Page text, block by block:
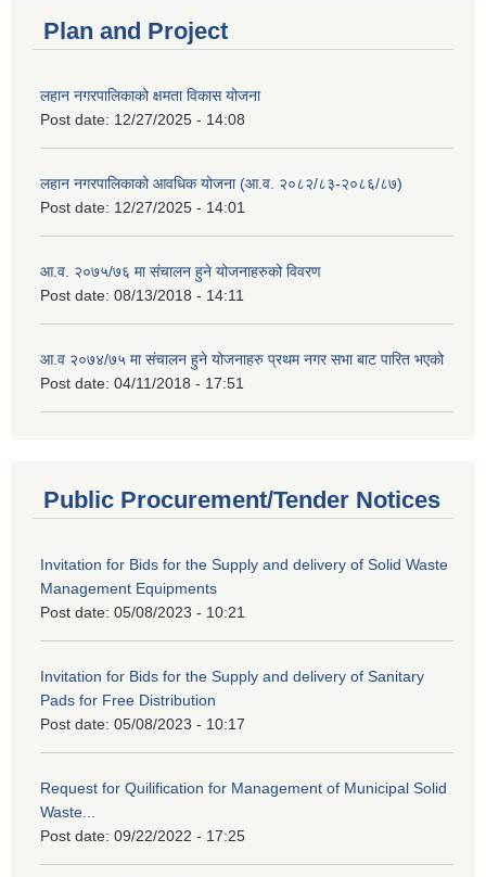
Plan and Project
लहान नगरपालिकाको क्षमता विकास योजना
Post date: 12/27/2025 - 14:08
लहान नगरपालिकाको आवधिक योजना (आ.व. २०८२/८३-२०८६/८७)
Post date: 12/27/2025 - 14:01
आ.व. २०७५/७६ मा संचालन हुने योजनाहरुको विवरण
Post date: 08/13/2018 - 14:11
आ.व २०७४/७५ मा संचालन हुने योजनाहरु प्रथम नगर सभा बाट पारित भएको
Post date: 04/11/2018 - 17:51
Public Procurement/Tender Notices
Invitation for Bids for the Supply and delivery of Solid Waste
Management Equipments
Post date: 05/08/2023 - 10:21
Invitation for Bids for the Supply and delivery of Sanitary
Pads for Free Distribution
Post date: 05/08/2023 - 10:17
Request for Quilification for Management of Municipal Solid
Waste...
Post date: 09/22/2022 - 17:25